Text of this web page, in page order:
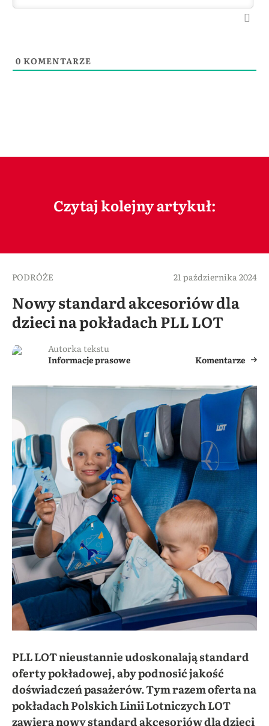
0 KOMENTARZE
Czytaj kolejny artykuł:
PODRÓŻE 21 października 2024
Nowy standard akcesoriów dla
dzieci na pokładach PLL LOT
Autorka tekstu
Informacje prasowe
Komentarze
PLL LOT nieustannie udoskonalają standard
oferty pokładowej, aby podnosić jakość
doświadczeń pasażerów. Tym razem oferta na
pokładach Polskich Linii Lotniczych LOT
zawiera nowy standard akcesoriów dla dzieci